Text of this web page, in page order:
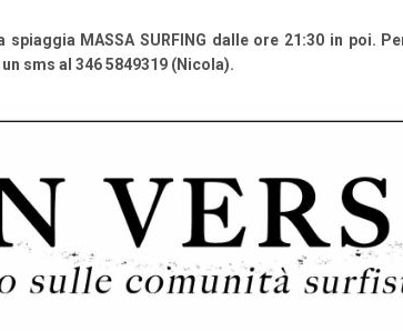
spiaggia MASSA SURFING dalle ore 21:30 in
sms al 346 5849319 (Nicola).